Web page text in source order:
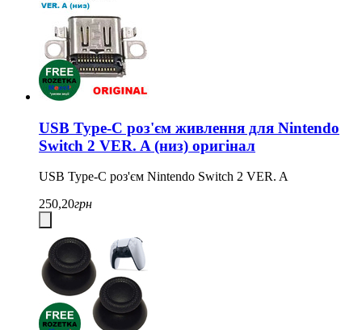
USB Type-C роз'єм живлення для Nintendo
Switch 2 VER. A (низ) оригінал
USB Type-C роз'єм Nintendo Switch 2 VER. A
250,20грн